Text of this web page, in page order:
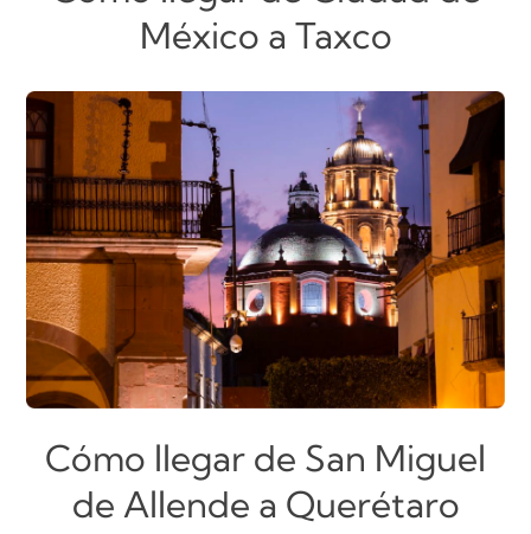
México a Taxco
Cómo llegar de San Miguel
de Allende a Querétaro